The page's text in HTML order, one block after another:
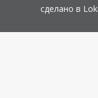
сделано в